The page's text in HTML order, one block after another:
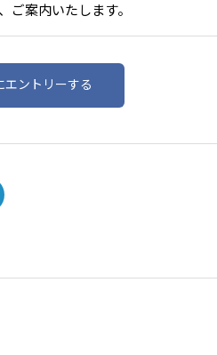
ご案内いたします。
エントリーする